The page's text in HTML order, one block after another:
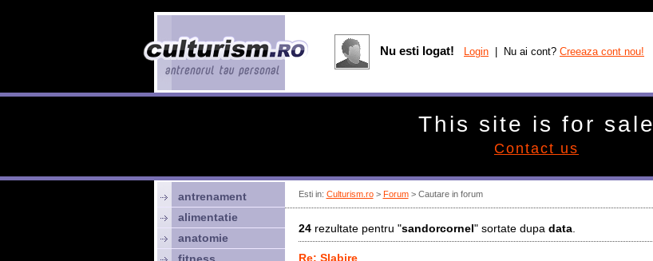
Esti in: Culturism.ro> Forum> Cautare in forum
24rezultate pentru "sandorcornel" sortate dupa data.
Re: Slabire
antrenament
alimentatie
anatomie
Nu esti logat! Login | Nu ai cont? Creeaza cont nou!
This site is for sale
Contact us